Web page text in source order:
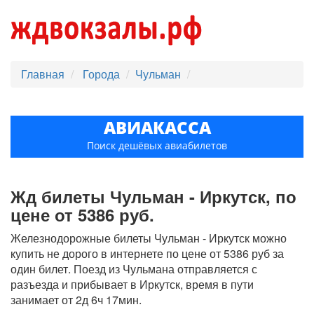
Главная Города Чульман
АВИАКАССА
Поиск дешёвых авиабилетов
Жд билеты Чульман - Иркутск, по
цене от 5386 руб.
Железнодорожные билеты Чульман - Иркутск можно
купить не дорого в интернете по цене от 5386 руб за
один билет. Поезд из Чульмана отправляется с
разъезда и прибывает в Иркутск, время в пути
занимает от 2д 6ч 17мин.